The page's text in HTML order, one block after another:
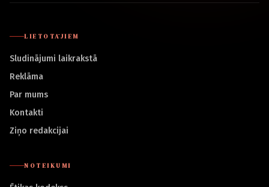
LIETOTĀJIEM
Sludinājumi laikrakstā
Reklāma
Par mums
Kontakti
Ziņo redakcijai
NOTEIKUMI